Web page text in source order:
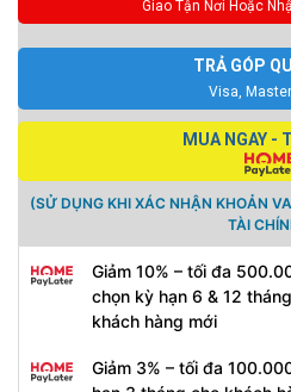
Giao Tận Nơi Hoặc
TRẢ GÓP
Visa,
MUA NGAY -
(SỬ DỤNG KHI XÁC NHẬN KHOẢN
TÀI
Giảm 10% – tối đa
chọn kỳ hạn 6 & 12
khách hàng mới
Giảm 3% – tối đa